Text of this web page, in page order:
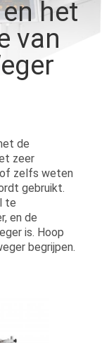
het
van
de
zeer
zelfs weten
gebruikt.
te
en de
is. Hoop
begrijpen.